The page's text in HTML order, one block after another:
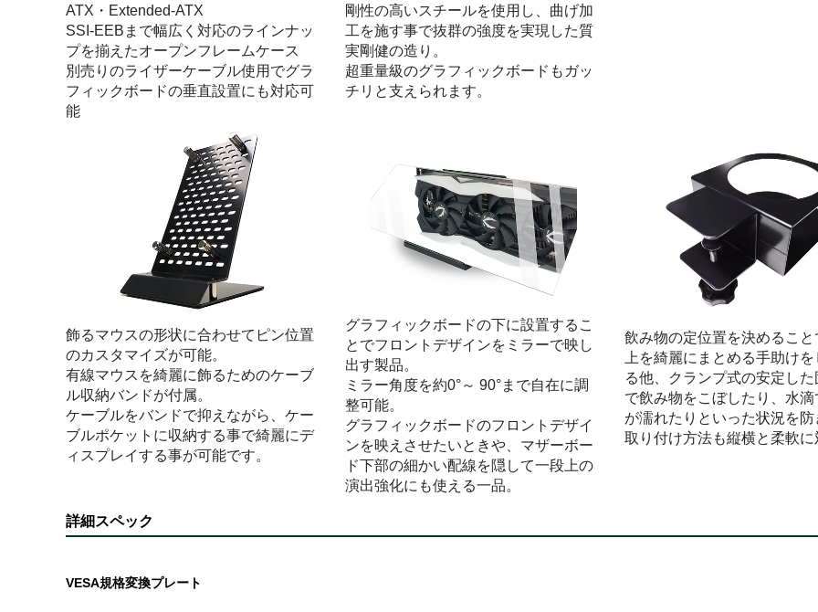
ATX・Extended-ATX
SSI-EEBまで幅広く対応のラインナッ
プを揃えたオープンフレームケース
別売りのライザーケーブル使用でグラ
フィックボードの垂直設置にも対応可
能
剛性の高いスチールを使用し、曲げ加
工を施す事で抜群の強度を実現した質
実剛健の造り。
超重量級のグラフィックボードもガッ
チリと支えられます。
飾るマウスの形状に合わせてピン位置
のカスタマイズが可能。
有線マウスを綺麗に飾るためのケーブ
ル収納バンドが付属。
ケーブルをバンドで抑えながら、ケー
ブルポケットに収納する事で綺麗にデ
ィスプレイする事が可能です。
グラフィックボードの下に設置するこ
とでフロントデザインをミラーで映し
出す製品。
ミラー角度を約0°～ 90°まで自在に調
整可能。
グラフィックボードのフロントデザイ
ンを映えさせたいときや、マザーボー
ド下部の細かい配線を隠して一段上の
演出強化にも使える一品。
飲み物の定位置を決めること
上を綺麗にまとめる手助け
る他、クランプ式の安定し
で飲み物をこぼしたり、水
が濡れたりといった状況を
取り付け方法も縦横と柔軟に
詳細スペック
VESA規格変換プレート